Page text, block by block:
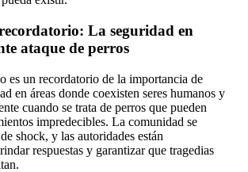
La seguridad en
ataque de perros
es un recordatorio de la importancia de
en áreas donde coexisten seres humanos y
cuando se trata de perros que pueden
impredecibles. La comunidad se
shock, y las autoridades están
respuestas y garantizar que tragedias